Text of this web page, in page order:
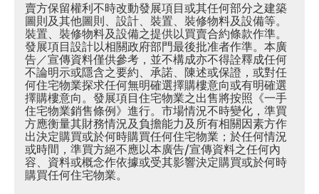
賣方保留權利不時改動發展項目或其任何部分之建築
圖則及其他圖則、設計、裝置、裝修物料及設備等。
裝置、裝修物料及設備之提供以買賣合約條款作準。
發展項目設計以相關政府部門最後批准者作準。本廣
告／宣傳資料僅供參考，並不構成亦不得詮釋成任何
不論明示或隱含之要約、承諾、陳述或保證，或對任
何住宅物業探求任何無明確選擇購樓意向或有明確選
擇購樓意向。發展項目住宅物業之出售將按照《一手
住宅物業銷售條例》進行。市場情況不時變化，準買
方應衡量其財務情況及負擔能力及所有相關因素方作
出決定購買或於何時購買任何住宅物業；於任何情況
或時間，準買方絕不應以本廣告/宣傳資料之任何內
容、資料或概念作依據或受其影響決定購買或於何時
購買任何住宅物業。